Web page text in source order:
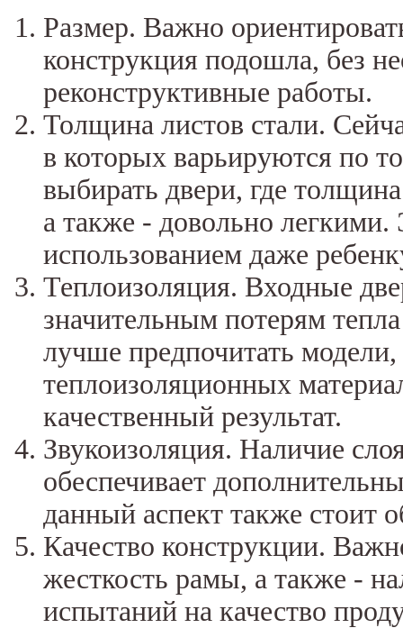
Размер. Важно
конструкция подошла, без
реконструктивные работы.
Толщина листов стали.
в которых варьируются по
выбирать двери, где
а также - довольно легкими.
использованием даже
Теплоизоляция. Входные
значительным потерям
лучше предпочитать модели,
теплоизоляционных
качественный результат.
Звукоизоляция. Наличие
обеспечивает
данный аспект также стоит
Качество конструкции.
жесткость рамы, а также -
испытаний на качество